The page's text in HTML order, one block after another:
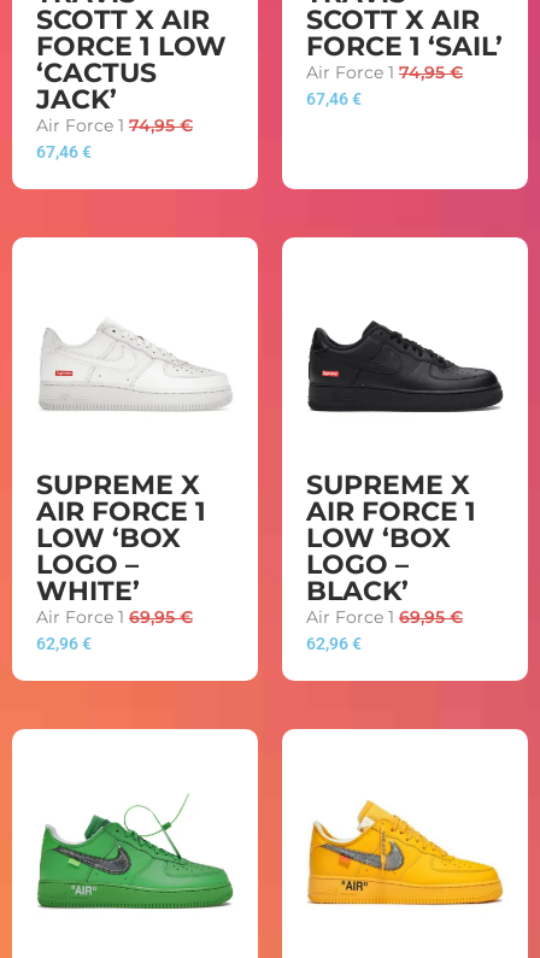
SCOTT X AIR
FORCE 1 LOW
‘CACTUS
JACK’
Air Force 1 74,95€
67,46€
SCOTT X AIR
FORCE 1 ‘SAIL’
Air Force 1 74,95€
67,46€
SUPREME X
AIR FORCE 1
LOW ‘BOX
LOGO –
WHITE’
Air Force 1 69,95€
62,96€
SUPREME X
AIR FORCE 1
LOW ‘BOX
LOGO –
BLACK’
Air Force 1 69,95€
62,96€